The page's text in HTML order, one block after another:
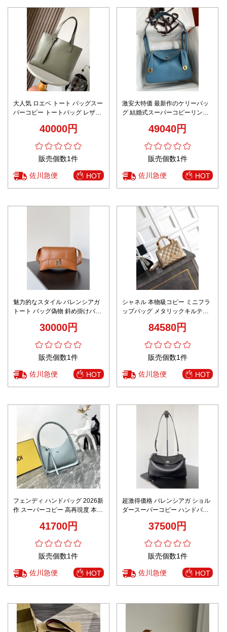
大人気 ロエベ トート バッグスー
パーコピー トートバッグ レザー
40000円
販売個数1件
佐川急便 HOT
激安大特価 最新作のケリーバッ
グ 結婚式スーパーコピーリンデ
49040円
販売個数1件
佐川急便 HOT
魅力的なスタイル バレンシアガ
トート バッグ偽物 斜め掛けバッ
30000円
販売個数1件
佐川急便 HOT
シャネル 本物級コピー ミニフラ
ップバッグ メタリックキルティ
84580円
販売個数1件
佐川急便 HOT
フェンディ ハンドバッグ 2026新
作 スーパーコピー 高再現度 本革
げ 実店舗運営 安心サイト 追跡可
41700円
販売個数1件
佐川急便 HOT
超激得価格 バレンシアガ ショル
ダースーパーコピー ハンドバッ
37500円
販売個数1件
佐川急便 HOT